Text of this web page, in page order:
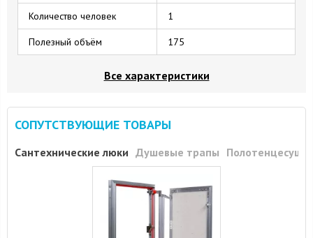
Количество человек 1
Полезный объём 175
Все характеристики
СОПУТСТВУЮЩИЕ ТОВАРЫ
Сантехнические люки Душевые трапы